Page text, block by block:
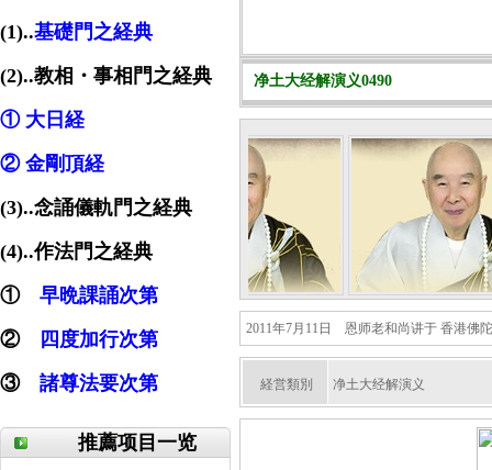
净土大经解演义0490
2011年7月11日 恩师老和尚讲于 香港佛
経営類別 净土大经解演义
(1)..基礎門之経典
(2)..教相・事相門之経典
① 大日経
② 金剛頂経
(3)..念誦儀軌門之経典
(4)..作法門之経典
① 早晩課誦次第
②
四度加行次第
③ 諸尊法要次第
推薦项目一览